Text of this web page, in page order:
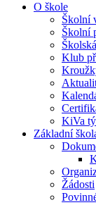
O škole
Školní
Školní
Klub
KiVa
Základní
Žádosti